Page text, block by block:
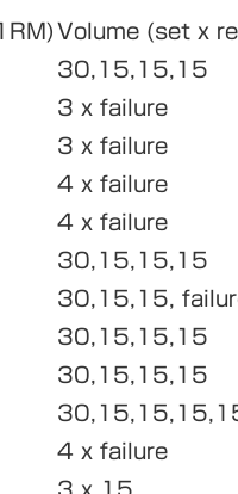
Volume (set x
30,15,15,15
3 x failure
3 x failure
4 x failure
4 x failure
30,15,15,15
30,15,15,
30,15,15,15
30,15,15,15
4 x failure